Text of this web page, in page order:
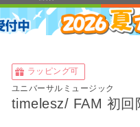
ラッピング可
ユニバーサルミュージック
timelesz/ FAM 初回